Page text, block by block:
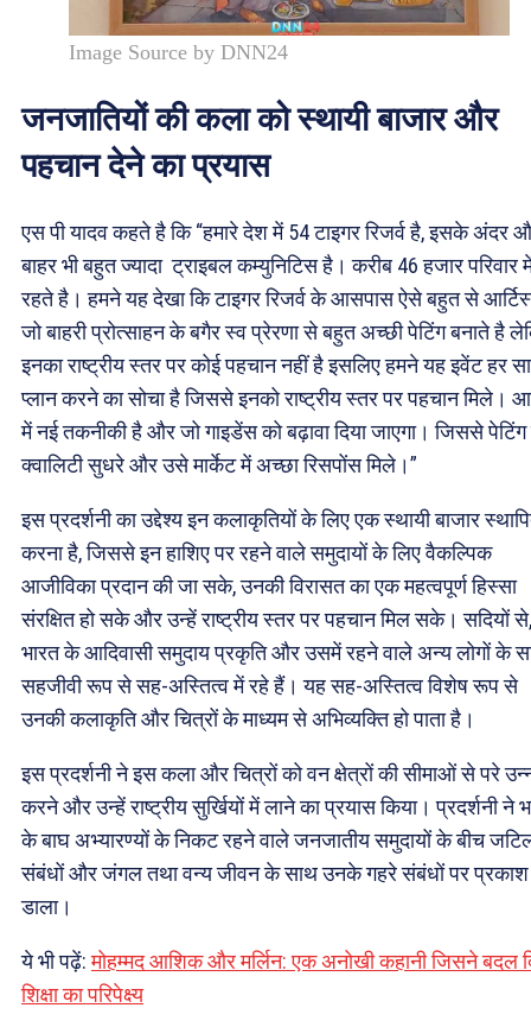
Image Source by DNN24
जनजातियों की कला को स्थायी बाजार और
पहचान देने का प्रयास
एस पी यादव कहते है कि “हमारे देश में 54 टाइगर रिजर्व है, इसके अंदर
बाहर भी बहुत ज्यादा ट्राइबल कम्युनिटिस है। करीब 46 हजार परिवार
रहते है। हमने यह देखा कि टाइगर रिजर्व के आसपास ऐसे बहुत से
जो बाहरी प्रोत्साहन के बगैर स्व प्रेरणा से बहुत अच्छी पेटिंग बनाते है
इनका राष्ट्रीय स्तर पर कोई पहचान नहीं है इसलिए हमने यह इवेंट हर
प्लान करने का सोचा है जिससे इनको राष्ट्रीय स्तर पर पहचान मिले।
में नई तकनीकी है और जो गाइडेंस को बढ़ावा दिया जाएगा। जिससे पेटिंग
क्वालिटी सुधरे और उसे मार्केट में अच्छा रिसपोंस मिले।”
इस प्रदर्शनी का उद्देश्य इन कलाकृतियों के लिए एक स्थायी बाजार
करना है, जिससे इन हाशिए पर रहने वाले समुदायों के लिए वैकल्पिक
आजीविका प्रदान की जा सके, उनकी विरासत का एक महत्वपूर्ण हिस्सा
संरक्षित हो सके और उन्हें राष्ट्रीय स्तर पर पहचान मिल सके। सदियों से,
भारत के आदिवासी समुदाय प्रकृति और उसमें रहने वाले अन्य लोगों के
सहजीवी रूप से सह-अस्तित्व में रहे हैं। यह सह-अस्तित्व विशेष रूप से
उनकी कलाकृति और चित्रों के माध्यम से अभिव्यक्ति हो पाता है।
इस प्रदर्शनी ने इस कला और चित्रों को वन क्षेत्रों की सीमाओं से परे
करने और उन्हें राष्ट्रीय सुर्खियों में लाने का प्रयास किया। प्रदर्शनी ने
के बाघ अभ्यारण्यों के निकट रहने वाले जनजातीय समुदायों के बीच
संबंधों और जंगल तथा वन्य जीवन के साथ उनके गहरे संबंधों पर प्रकाश
डाला।
ये भी पढ़ें:मोहम्मद आशिक और मर्लिन: एक अनोखी कहानी जिसने बदल
शिक्षा का परिपेक्ष्य